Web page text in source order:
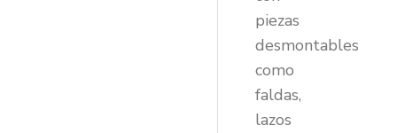
piezas
desmontables
como
faldas,
lazos